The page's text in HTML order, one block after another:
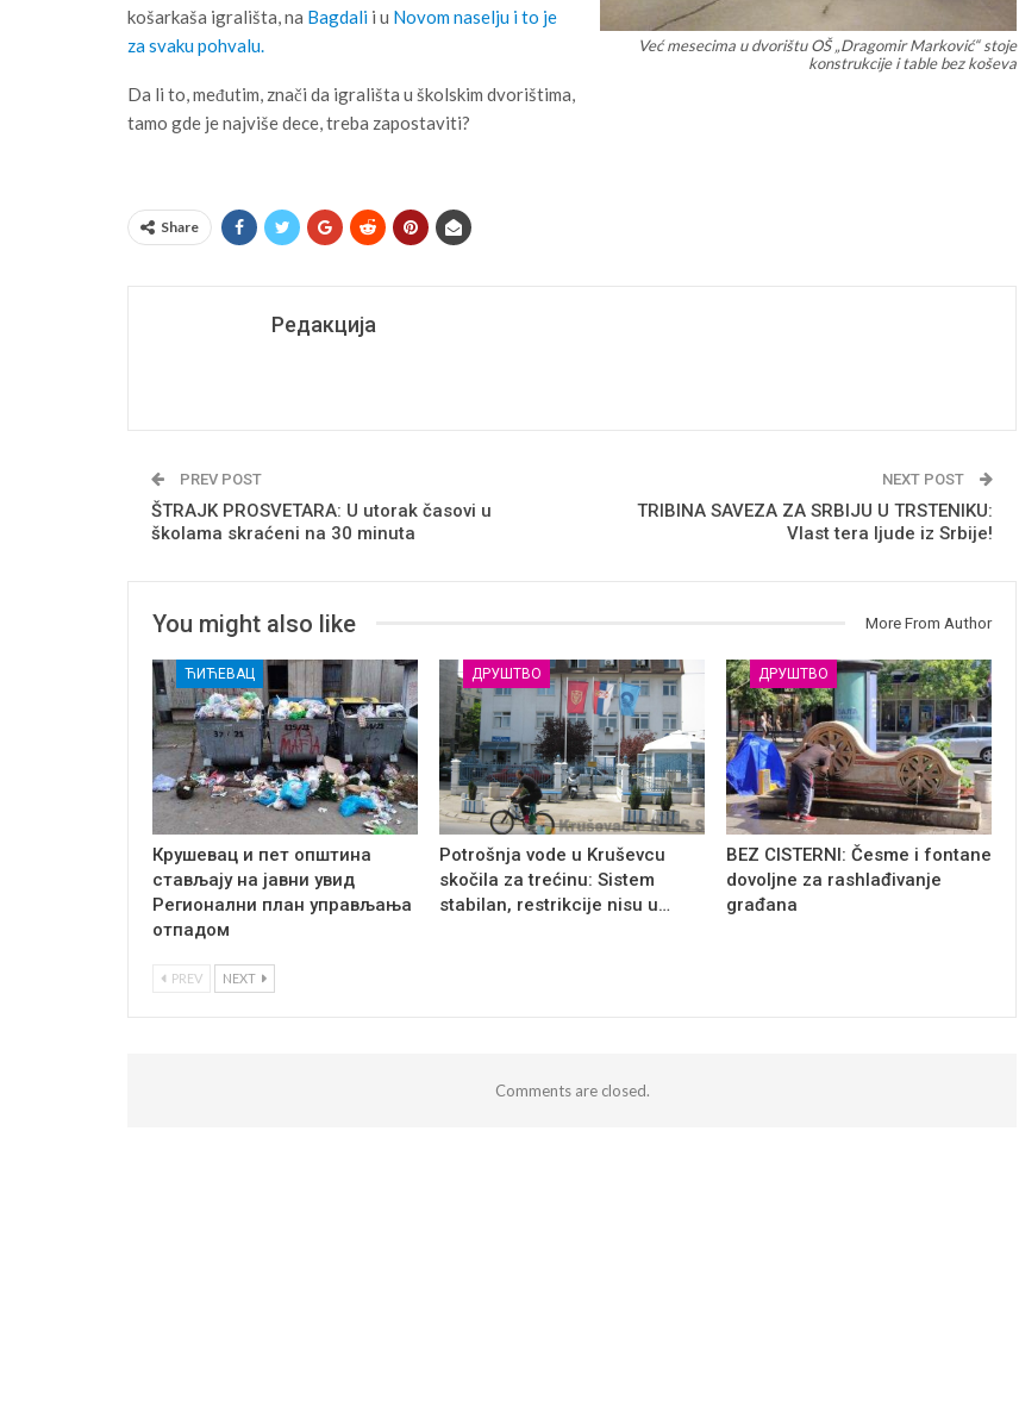
Već mesecima u dvorištu OŠ „Dragomir Marković“ stoje
konstrukcije i table bez koševa
košarkaša igrališta, na Bagdali i u Novom naselju i to je
za svaku pohvalu.
Da li to, međutim, znači da igrališta u školskim dvorištima,
tamo gde je najviše dece, treba zapostaviti?
Share
Редакција
PREV POST
ŠTRAJK PROSVETARA: U utorak časovi u
školama skraćeni na 30 minuta
NEXT POST
TRIBINA SAVEZA ZA SRBIJU U TRSTENIKU:
Vlast tera ljude iz Srbije!
You might also like More From Author
ЋИЋЕВАЦ
Крушевац и пет општина
стављају на јавни увид
Регионални план управљања
отпадом
ДРУШТВО
Potrošnja vode u Kruševcu
skočila za trećinu: Sistem
stabilan, restrikcije nisu u…
ДРУШТВО
BEZ CISTERNI: Česme i fontane
dovoljne za rashlađivanje
građana
PREV NEXT
Comments are closed.